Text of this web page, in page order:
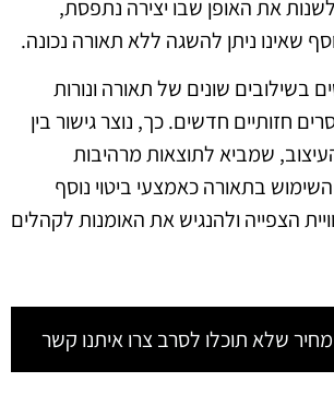
את האופן שבו יצירה נתפסת,
שאינו ניתן להשגה ללא תאורה נכונה.
בשילובים שונים של תאורה ונורות
חזותיים חדשים. כך, נוצר גישור בין
שמביא לתוצאות מרהיבות
בתאורה כאמצעי ביטוי נוסף
הצפייה ולהנגיש את האומנות לקהלים
שלא תוכלו לסרב צרו איתנו קשר